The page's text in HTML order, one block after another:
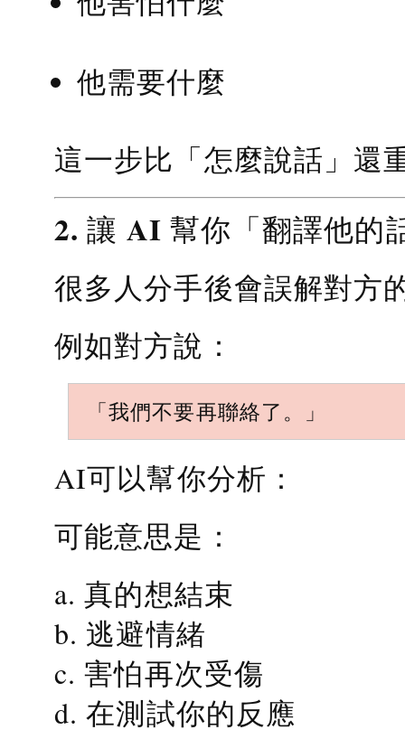
他需要什麼
這一步比「怎麼說話」還
2. 讓 AI 幫你「翻譯他的
很多人分手後會誤解對方
例如對方說：
「我們不要再聯絡了。」
AI可以幫你分析：
可能意思是：
a. 真的想結束
b. 逃避情緒
c. 害怕再次受傷
d. 在測試你的反應